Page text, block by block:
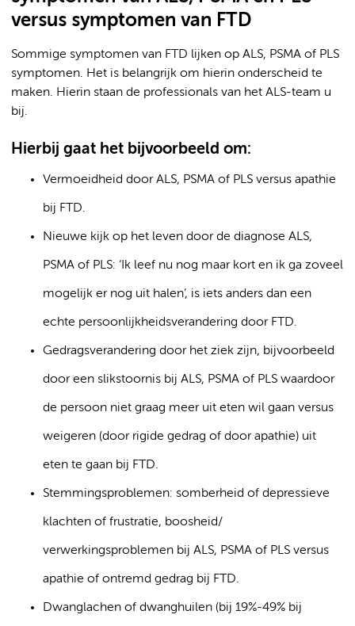
versus symptomen van FTD
Sommige symptomen van FTD lijken op ALS, PSMA of PLS
symptomen. Het is belangrijk om hierin onderscheid te
maken. Hierin staan de professionals van het ALS-team u
bij.
Hierbij gaat het bijvoorbeeld om:
Vermoeidheid door ALS, PSMA of PLS versus apathie
bij FTD.
Nieuwe kijk op het leven door de diagnose ALS,
PSMA of PLS: ‘Ik leef nu nog maar kort en ik ga zoveel
mogelijk er nog uit halen’, is iets anders dan een
echte persoonlijkheidsverandering door FTD.
Gedragsverandering door het ziek zijn, bijvoorbeeld
door een slikstoornis bij ALS, PSMA of PLS waardoor
de persoon niet graag meer uit eten wil gaan versus
weigeren (door rigide gedrag of door apathie) uit
eten te gaan bij FTD.
Stemmingsproblemen: somberheid of depressieve
klachten of frustratie, boosheid/
verwerkingsproblemen bij ALS, PSMA of PLS versus
apathie of ontremd gedrag bij FTD.
Dwanglachen of dwanghuilen (bij 19%-49% bij